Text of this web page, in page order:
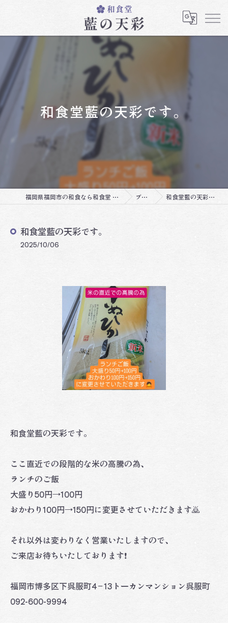
和食堂藍の天彩です。
福岡県福岡市の和食なら和食堂 藍の天彩 ブログ 和食堂藍の天彩です。
和食堂藍の天彩です。
2025/10/06
和食堂藍の天彩です。
ここ直近での段階的な米の高騰の為、
ランチのご飯
大盛り50円→100円
おかわり100円→150円に変更させていただきます🙇
それ以外は変わりなく営業いたしますので、
ご来店お待ちいたしております❗️
福岡市博多区下呉服町4−13トーカンマンション呉服町
092-600-9994